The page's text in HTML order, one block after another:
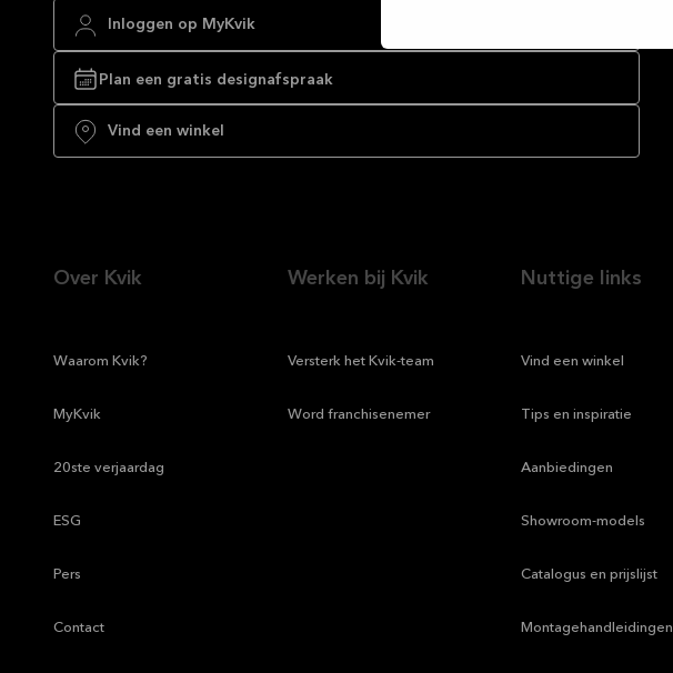
Inloggen op MyKvik
Plan een gratis designafspraak
Vind een winkel
Over Kvik
Waarom Kvik?
MyKvik
20ste verjaardag
ESG
Pers
Contact
Werken bij Kvik
Versterk het Kvik-team
Word franchisenemer
Nuttige links
—Vind een winkel
Tips en inspiratie
—Aanbiedingen
—Showroom-models
—Catalogus en prijslijst
Montagehandleidingen